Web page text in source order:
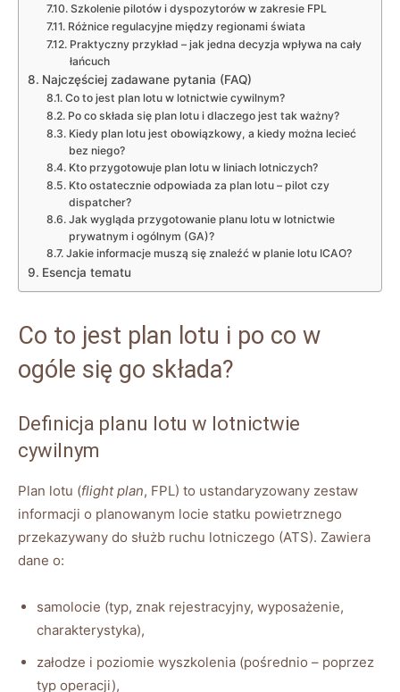
Szkolenie pilotów i dyspozytorów w zakresie FPL
Różnice regulacyjne między regionami świata
Praktyczny przykład – jak jedna decyzja wpływa na cały
łańcuch
Najczęściej zadawane pytania (FAQ)
Co to jest plan lotu w lotnictwie cywilnym?
Po co składa się plan lotu i dlaczego jest tak ważny?
Kiedy plan lotu jest obowiązkowy, a kiedy można lecieć
bez niego?
Kto przygotowuje plan lotu w liniach lotniczych?
Kto ostatecznie odpowiada za plan lotu – pilot czy
dispatcher?
Jak wygląda przygotowanie planu lotu w lotnictwie
prywatnym i ogólnym (GA)?
Jakie informacje muszą się znaleźć w planie lotu ICAO?
Esencja tematu
Co to jest plan lotu i po co w
ogóle się go składa?
Definicja planu lotu w lotnictwie
cywilnym
Plan lotu (flight plan, FPL) to ustandaryzowany zestaw
informacji o planowanym locie statku powietrznego
przekazywany do służb ruchu lotniczego (ATS). Zawiera
dane o:
samolocie (typ, znak rejestracyjny, wyposażenie,
charakterystyka),
załodze i poziomie wyszkolenia (pośrednio – poprzez
typ operacji),